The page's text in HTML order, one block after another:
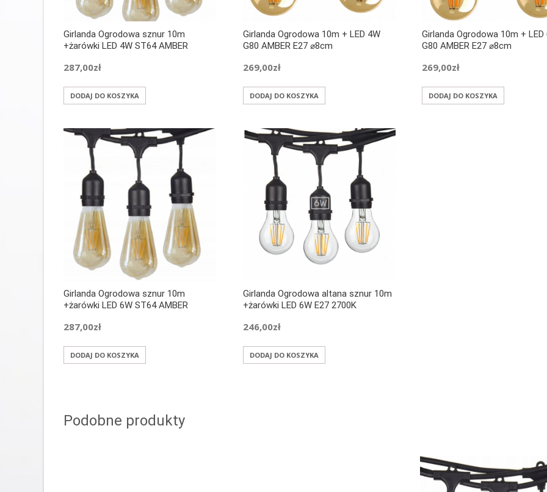
Girlanda Ogrodowa sznur 10m
+żarówki LED 4W ST64 AMBER
287,00zł
DODAJ DO KOSZYKA
Girlanda Ogrodowa 10m + LED 4W
G80 AMBER E27 ⌀8cm
269,00zł
DODAJ DO KOSZYKA
Girlanda Ogrodowa 10m + LED
G80 AMBER E27 ⌀8cm
269,00zł
DODAJ DO KOSZYKA
Girlanda Ogrodowa sznur 10m
+żarówki LED 6W ST64 AMBER
287,00zł
DODAJ DO KOSZYKA
Girlanda Ogrodowa altana sznur 10m
+żarówki LED 6W E27 2700K
246,00zł
DODAJ DO KOSZYKA
Podobne produkty